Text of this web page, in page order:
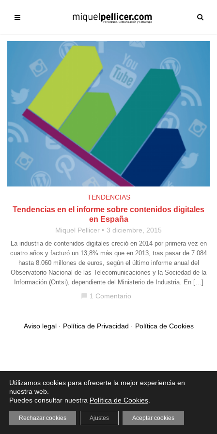
TENDENCIAS
Tendencias en el informe sobre contenidos digitales
en España
Miquel Pellicer 3 diciembre, 2015
La industria de contenidos digitales creció en 2014 por primera vez en
cuatro años y facturó un 13,8% más que en 2013, tras pasar de 7.084
hasta 8.060 millones de euros, según el último informe anual del
Observatorio Nacional de las Telecomunicaciones y la Sociedad de la
Información (Ontsi), dependiente del Ministerio de Industria. En […]
1 Comentario
Aviso legal· Política de Privacidad · Política de Cookies
Utilizamos cookies para ofrecerte la mejor experiencia en
nuestra web.
Puedes consultar nuestra Política de Cookies
Aceptar cookies
Rechazar cookies Ajustes